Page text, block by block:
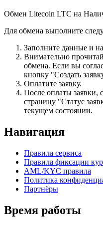
Обмен Litecoin LTC на
Для обмена выполните
Заполните данные и
Внимательно
обмена. Если вы
кнопку "Создать
Оплатите заявку.
После оплаты заявки,
страницу "Статус
текущем состоянии.
Навигация
Правила сервиса
Правила фиксации
AML/KYC правила
Политика
Партнёры
Время работы